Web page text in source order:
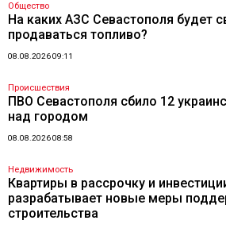
Общество
На каких АЗС Севастополя будет
продаваться топливо?
08.08.2026 09:11
Происшествия
ПВО Севастополя сбило 12
над городом
08.08.2026 08:58
Недвижимость
Квартиры в рассрочку и
разрабатывает новые меры
строительства